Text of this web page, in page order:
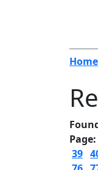
Home
Page:
39